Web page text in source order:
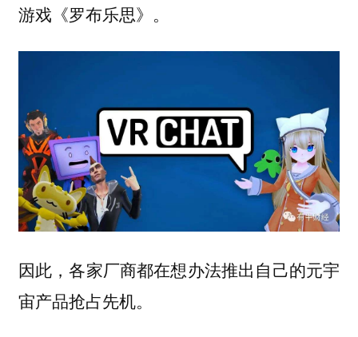
游戏《罗布乐思》。
因此，各家厂商都在想办法推出自己的元宇
宙产品抢占先机。